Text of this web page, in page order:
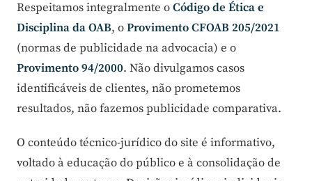
Respeitamos integralmente oCódigo de Ética e
Disciplina da OAB, oProvimento CFOAB 205/2021
(normas de publicidade na advocacia) e o
Provimento 94/2000. Não divulgamos casos
identificáveis de clientes, não prometemos
resultados, não fazemos publicidade comparativa.
O conteúdo técnico-jurídico do site é informativo,
voltado à educação do público e à consolidação de